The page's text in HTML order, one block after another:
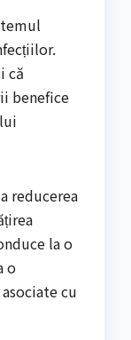
că
benefice
reducerea
la o
o
cu